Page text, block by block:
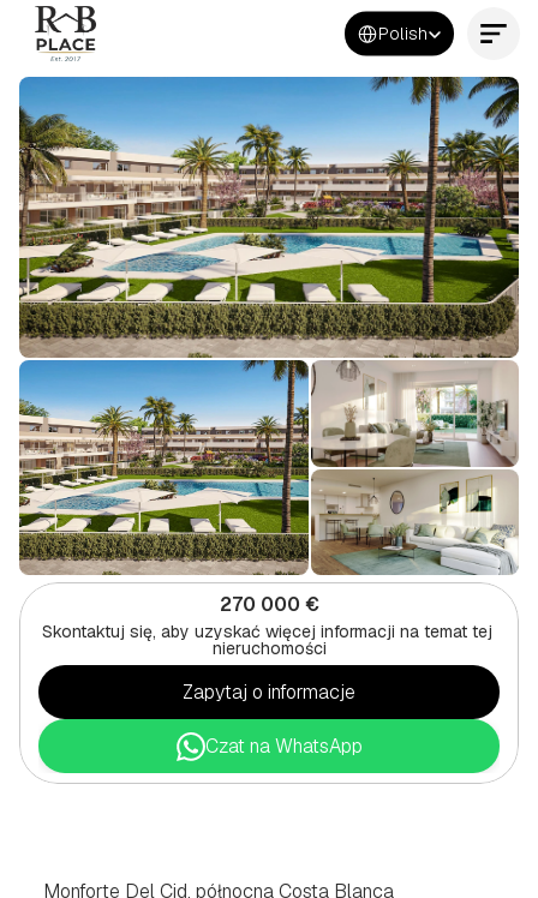
Select Language
Polish
Kontakt
270 000 €
Skontaktuj się, aby uzyskać więcej informacji na temat tej
nieruchomości
Zapytaj o informacje
Czat na WhatsApp
Monforte Del Cid, północna Costa Blanca